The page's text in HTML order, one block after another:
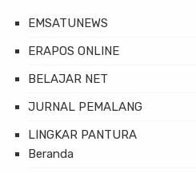
EMSATUNEWS
ERAPOS ONLINE
BELAJAR NET
JURNAL PEMALANG
LINGKAR PANTURA
Beranda